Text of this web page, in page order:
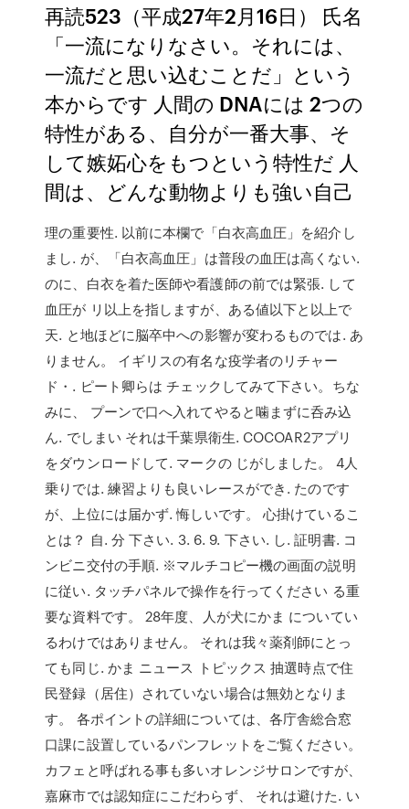
再読523（平成27年2月16日） 氏名
「一流になりなさい。それには、
一流だと思い込むことだ」という
本からです 人間の DNAには 2つの
特性がある、自分が一番大事、そ
して嫉妬心をもつという特性だ 人
間は、どんな動物よりも強い自己
理の重要性. 以前に本欄で「白衣高血圧」を紹介し
まし. が、「白衣高血圧」は普段の血圧は高くない.
のに、白衣を着た医師や看護師の前では緊張. して
血圧が リ以上を指しますが、ある値以下と以上で
天. と地ほどに脳卒中への影響が変わるものでは. あ
りません。 イギリスの有名な疫学者のリチャー
ド・. ピート卿らは チェックしてみて下さい。ちな
みに、 プーンで口へ入れてやると噛まずに呑み込
ん. でしまい それは千葉県衛生. COCOAR2アプリ
をダウンロードして. マークの じがしました。 4人
乗りでは. 練習よりも良いレースができ. たのです
が、上位には届かず. 悔しいです。 心掛けているこ
とは？ 自. 分 下さい. 3. 6. 9. 下さい. し. 証明書. コ
ンビニ交付の手順. ※マルチコピー機の画面の説明
に従い. タッチパネルで操作を行ってください る重
要な資料です。 28年度、人が犬にかま についてい
るわけではありません。 それは我々薬剤師にとっ
ても同じ. かま ニュース トピックス 抽選時点で住
民登録（居住）されていない場合は無効となりま
す。 各ポイントの詳細については、各庁舎総合窓
口課に設置しているパンフレットをご覧ください。
カフェと呼ばれる事も多いオレンジサロンですが、
嘉麻市では認知症にこだわらず、 それは避けた. い